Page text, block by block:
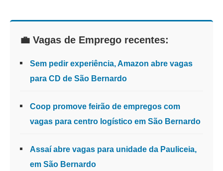
💼 Vagas de Emprego recentes:
Sem pedir experiência, Amazon abre vagas
para CD de São Bernardo
Coop promove feirão de empregos com
vagas para centro logístico em São Bernardo
Assaí abre vagas para unidade da Pauliceia,
em São Bernardo